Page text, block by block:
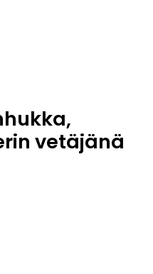
vetäjänä